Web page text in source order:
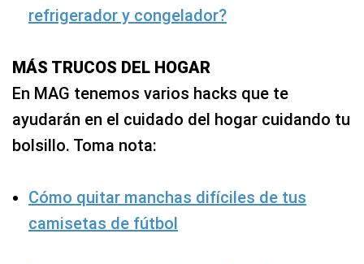
refrigerador y congelador?
MÁS TRUCOS DEL HOGAR
En MAG tenemos varios hacks que te
ayudarán en el cuidado del hogar cuidando tu
bolsillo. Toma nota:
Cómo quitar manchas difíciles de tus
camisetas de fútbol